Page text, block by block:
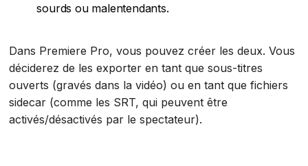
sourds ou malentendants.
Dans Premiere Pro, vous pouvez créer les deux. Vous
déciderez de les exporter en tant que sous-titres
ouverts (gravés dans la vidéo) ou en tant que fichiers
sidecar (comme les SRT, qui peuvent être
activés/désactivés par le spectateur).